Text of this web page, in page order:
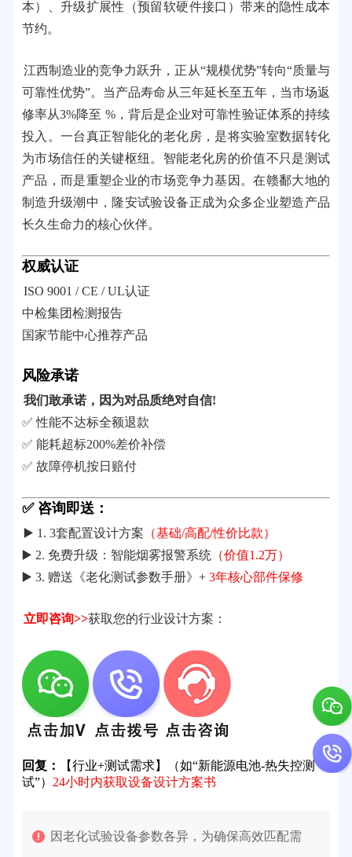
本）、升级扩展性（预留软硬件接口）带来的隐性成本
节约。
江西制造业的竞争力跃升，正从“规模优势”转向“质量与
可靠性优势”。当产品寿命从三年延长至五年，当市场返
修率从3%降至 %，背后是企业对可靠性验证体系的持续
投入。一台真正智能化的老化房，是将实验室数据转化
为市场信任的关键枢纽。智能老化房的价值不只是测试
产品，而是重塑企业的市场竞争力基因。在赣鄱大地的
制造升级潮中，隆安试验设备正成为众多企业塑造产品
长久生命力的核心伙伴。
权威认证
ISO 9001 / CE / UL认证
中检集团检测报告
国家节能中心推荐产品
风险承诺
我们敢承诺，因为对品质绝对自信!
✅ 性能不达标全额退款
✅ 能耗超标200%差价补偿
✅ 故障停机按日赔付
✅ 咨询即送：
▶️ 1. 3套配置设计方案 （基础/高配/性价比款）
▶️ 2. 免费升级：智能烟雾报警系统（价值1.2万）
▶️ 3. 赠送《老化测试参数手册》+ 3年核心部件保修
立即咨询>>获取您的行业设计方案：
回复：
【行业+测试需求】（如“新能源电池-热失控测
试”） 24小时内获取设备设计方案书
因老化试验设备参数各异，为确保高效匹配需